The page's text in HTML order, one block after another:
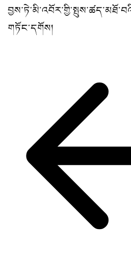
གཏོང་དགོས།